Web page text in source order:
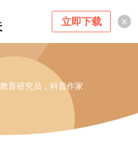
立即下载
育研究员，科普作家